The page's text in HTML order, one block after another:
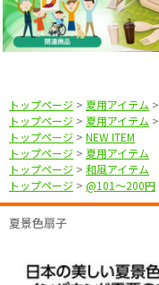
トップページ > 夏用アイテム >
トップページ > 夏用アイテム >
トップページ > NEW ITEM
トップページ > 夏用アイテム
トップページ > 和風アイテム
トップページ > @101〜200円
夏景色扇子